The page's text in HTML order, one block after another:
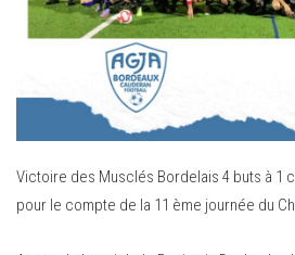
Victoire des Musclés Bordelais 4 buts à 1
pour le compte de la 11 ème journée du